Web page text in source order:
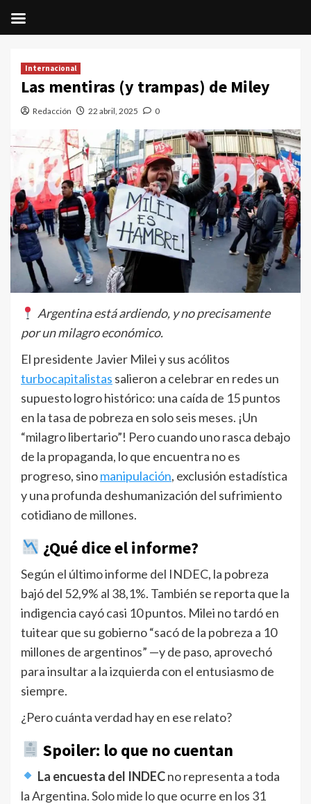
contenido
Internacional
Las mentiras (y trampas) de Miley
Redacción 22 abril, 2025 0
Argentina está ardiendo, y no precisamente
por un milagro económico.
El presidente Javier Milei y sus acólitos
turbocapitalistas salieron a celebrar en redes un
supuesto logro histórico: una caída de 15 puntos
en la tasa de pobreza en solo seis meses. ¡Un
“milagro libertario”! Pero cuando uno rasca debajo
de la propaganda, lo que encuentra no es
progreso, sinomanipulación, exclusión estadística
y una profunda deshumanización del sufrimiento
cotidiano de millones.
¿Qué dice el informe?
Según el último informe del INDEC, la pobreza
bajó del 52,9% al 38,1%. También se reporta que la
indigencia cayó casi 10 puntos. Milei no tardó en
tuitear que su gobierno “sacó de la pobreza a 10
millones de argentinos” —y de paso, aprovechó
para insultar a la izquierda con el entusiasmo de
siempre.
¿Pero cuánta verdad hay en ese relato?
Spoiler: lo que no cuentan
La encuesta del INDECno representa a toda
la Argentina. Solo mide lo que ocurre en los 31